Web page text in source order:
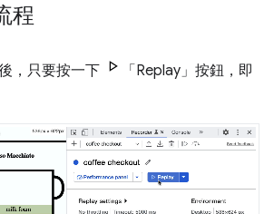
程
，只要按一下 「Replay」 按鈕，即